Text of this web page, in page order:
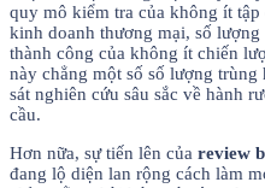
quy mô kiểm tra của không ít
kinh doanh thương mại, số
thành công của không ít chiến
này chẳng một số số lượng
sát nghiên cứu sâu sắc về hành
cầu.
Hơn nữa, sự tiến lên của review
đang lộ diện lan rộng cách làm